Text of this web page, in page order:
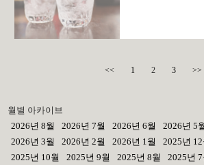
<< 1 2 3 >>
월별 아카이브
2026년 8월
2026년 7월 2026년 6월 2026년 5
2026년 3월
2026년 2월 2026년 1월 2025년 12
2025년 10월
2025년 9월 2025년 8월 2025년 7